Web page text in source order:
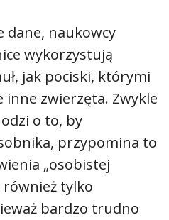
dane, naukowcy
wykorzystują
jak pociski, którymi
zwierzęta. Zwykle
o to, by
przypomina to
„osobistej
również tylko
bardzo trudno